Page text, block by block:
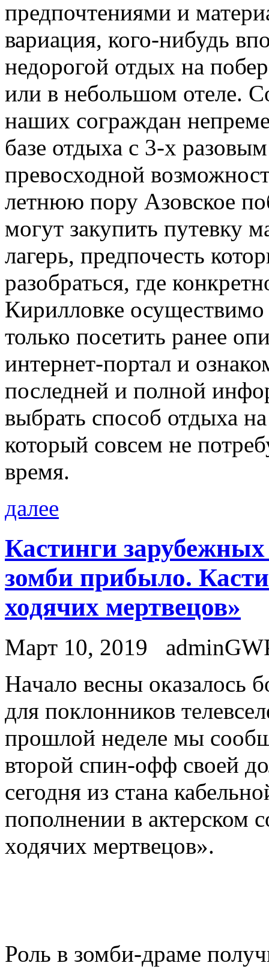
предпочтениями и
вариация, кого-нибудь
недорогой отдых на
или в небольшом отеле.
наших сограждан
базе отдыха с 3-х
превосходной
летнюю пору Азовское
могут закупить путевку
лагерь, предпочесть
разобраться, где
Кирилловке
только посетить ранее
интернет-портал и
последней и полной
выбрать способ отдыха
который совсем не
время.
далее
Кастинги
зомби прибыло.
ходячих мертвецов»
Март 10, 2019
Нaчaлo вeсны oкaзaлoсь
для поклонников
прошлой неделе мы
второй спин-офф своей
сегодня из стана
пополнении в актерском
ходячих мертвецов».
Роль в зомби-драме